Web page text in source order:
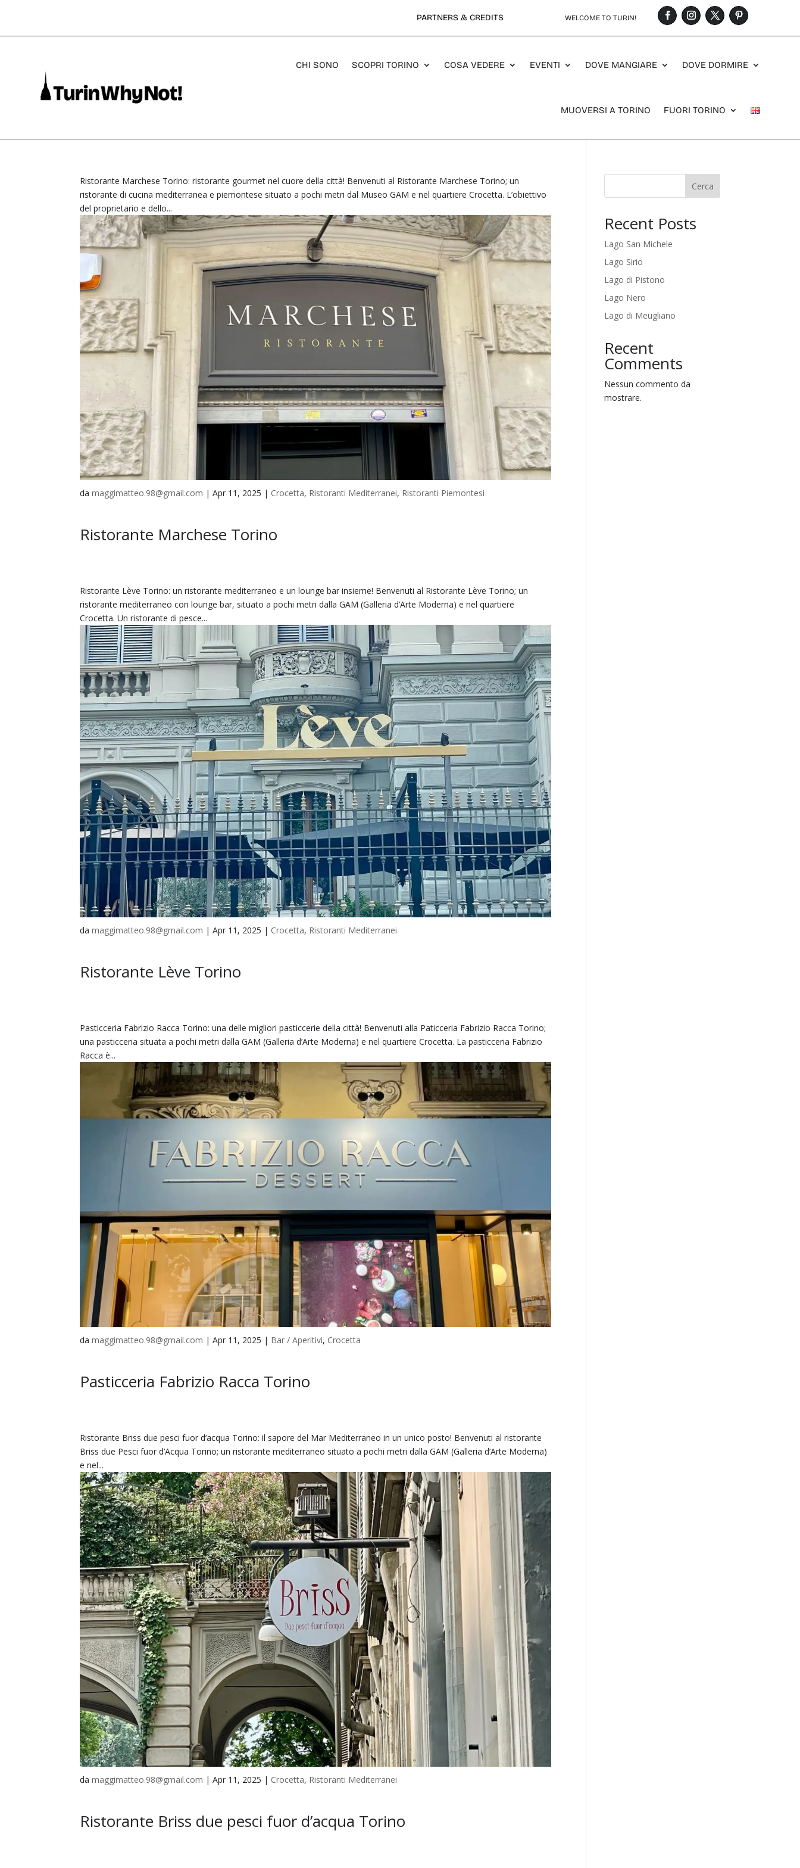
PARTNERS & CREDITS WELCOME TO TURIN!
CHI SONO SCOPRI TORINO COSA VEDERE EVENTI DOVE MANGIARE DOVE DORMIRE
MUOVERSI A TORINO FUORI TORINO
Ristorante Marchese Torino
damaggimatteo.98@gmail.com |Apr 11, 2025 | Crocetta, Ristoranti Mediterranei, Ristoranti Piemontesi
Ristorante Marchese Torino: ristorante gourmet nel cuore della città! Benvenuti al Ristorante Marchese Torino; un
ristorante di cucina mediterranea e piemontese situato a pochi metri dal Museo GAM e nel quartiere Crocetta. L’obiettivo
del proprietario e dello...
Ristorante Lève Torino
damaggimatteo.98@gmail.com |Apr 11, 2025 | Crocetta, Ristoranti Mediterranei
Ristorante Lève Torino: un ristorante mediterraneo e un lounge bar insieme! Benvenuti al Ristorante Lève Torino; un
ristorante mediterraneo con lounge bar, situato a pochi metri dalla GAM (Galleria d’Arte Moderna) e nel quartiere
Crocetta. Un ristorante di pesce...
Pasticceria Fabrizio Racca Torino
damaggimatteo.98@gmail.com |Apr 11, 2025 | Bar / Aperitivi, Crocetta
Pasticceria Fabrizio Racca Torino: una delle migliori pasticcerie della città! Benvenuti alla Paticceria Fabrizio Racca Torino;
una pasticceria situata a pochi metri dalla GAM (Galleria d’Arte Moderna) e nel quartiere Crocetta. La pasticceria Fabrizio
Racca è...
Ristorante Briss due pesci fuor d’acqua Torino
damaggimatteo.98@gmail.com |Apr 11, 2025 | Crocetta, Ristoranti Mediterranei
Ristorante Briss due pesci fuor d’acqua Torino: il sapore del Mar Mediterraneo in un unico posto! Benvenuti al ristorante
Briss due Pesci fuor d’Acqua Torino; un ristorante mediterraneo situato a pochi metri dalla GAM (Galleria d’Arte Moderna)
e nel...
Cerca
Recent Posts
Lago San Michele
Lago Sirio
Lago di Pistono
Lago Nero
Lago di Meugliano
Recent
Comments
Nessun commento da
mostrare.